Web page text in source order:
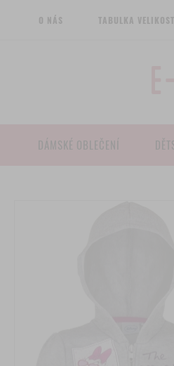
O NÁS TABULKA VELIKOSTÍ
DÁMSKÉ OBLEČENÍ